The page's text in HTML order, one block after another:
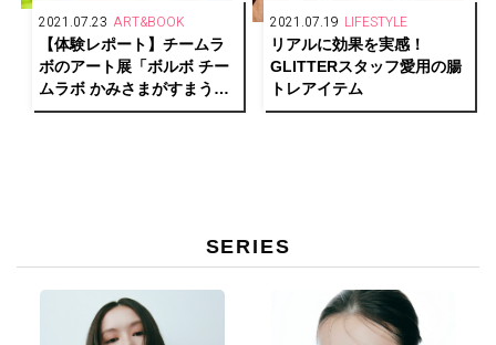
2021.07.23 ART&BOOK
【体験レポート】チームラ
ボのアート展「ボルボ チー
ムラボ かみさまがすまう
森」佐賀・御船山楽園で開
2021.07.19 LIFESTYLE
リアルに効果を実感！
GLITTERスタッフ愛用の腸
トレアイテム
SERIES